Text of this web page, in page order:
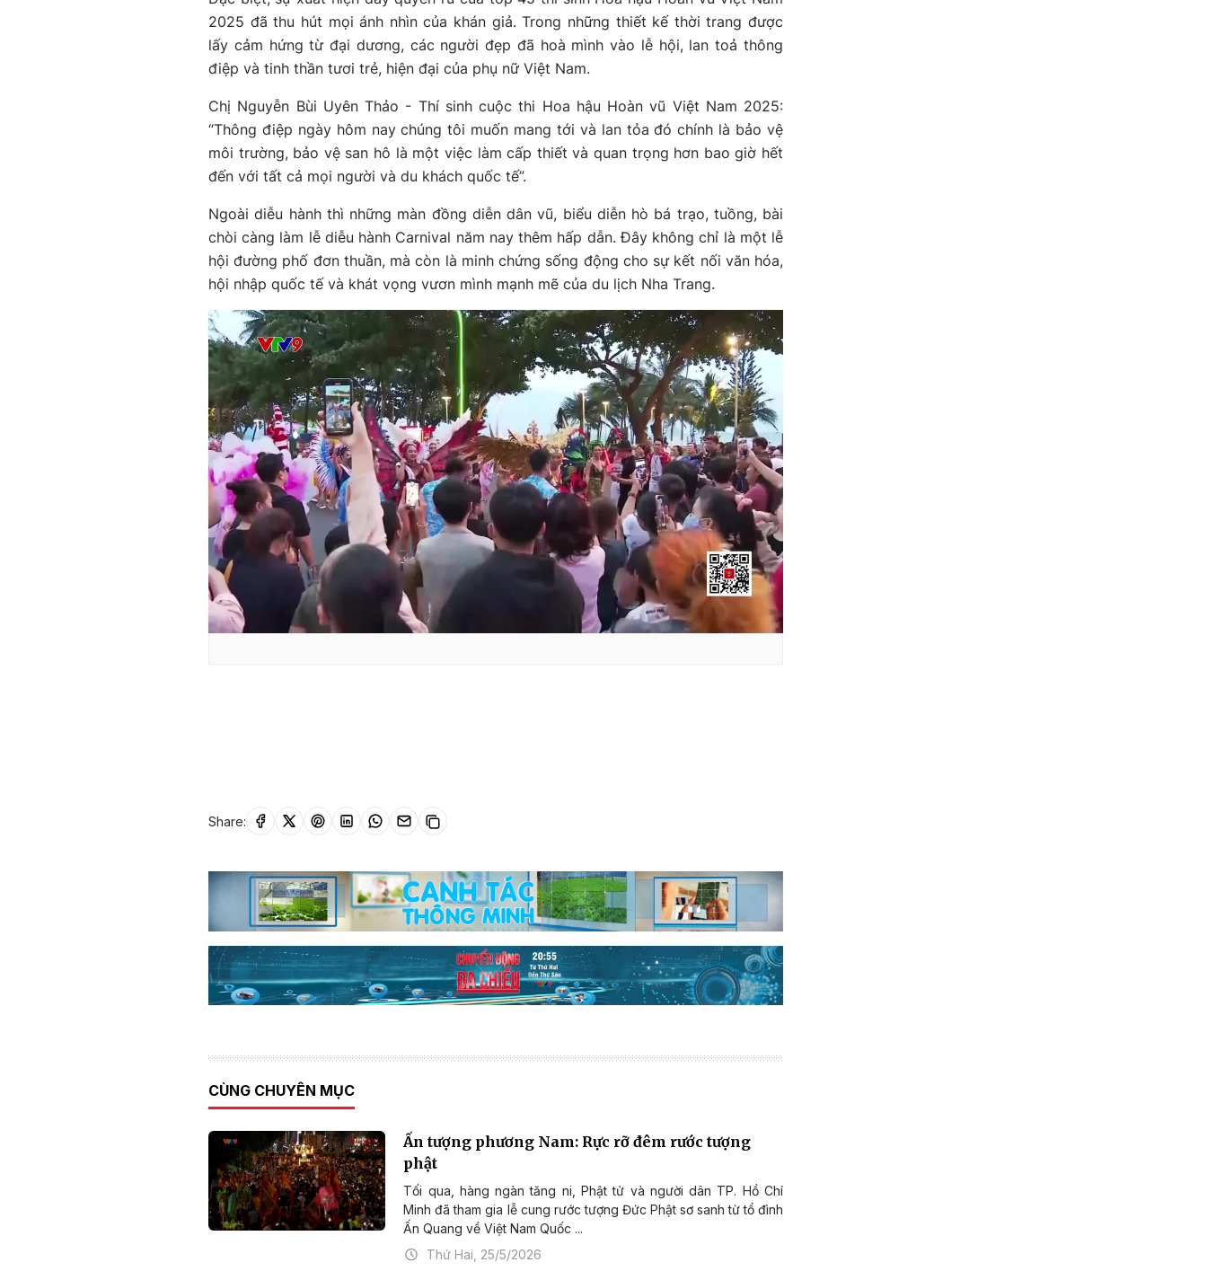
2025 đã thu hút mọi ánh nhìn của khán giả. Trong những thiết kế thời trang được
lấy cảm hứng từ đại dương, các người đẹp đã hoà mình vào lễ hội, lan toả thông
điệp và tinh thần tươi trẻ, hiện đại của phụ nữ Việt Nam.
Chị Nguyễn Bùi Uyên Thảo - Thí sinh cuộc thi Hoa hậu Hoàn vũ Việt Nam 2025:
“Thông điệp ngày hôm nay chúng tôi muốn mang tới và lan tỏa đó chính là bảo vệ
môi trường, bảo vệ san hô là một việc làm cấp thiết và quan trọng hơn bao giờ hết
đến với tất cả mọi người và du khách quốc tế”.
Ngoài diễu hành thì những màn đồng diễn dân vũ, biểu diễn hò bá trạo, tuồng, bài
chòi càng làm lễ diễu hành Carnival năm nay thêm hấp dẫn. Đây không chỉ là một lễ
hội đường phố đơn thuần, mà còn là minh chứng sống động cho sự kết nối văn hóa,
hội nhập quốc tế và khát vọng vươn mình mạnh mẽ của du lịch Nha Trang.
Share:
CÙNG CHUYÊN MỤC
Ấn tượng phương Nam: Rực rỡ đêm rước tượng
phật
Tối qua, hàng ngàn tăng ni, Phật tử và người dân TP. Hồ Chí
Minh đã tham gia lễ cung rước tượng Đức Phật sơ sanh từ tổ đình
Ấn Quang về Việt Nam Quốc ...
Thứ Hai, 25/5/2026